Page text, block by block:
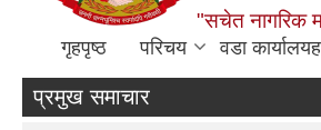
"सचेत नागरिक
गृहपृष्ठ परिचय वडा
प्रमुख समाचार